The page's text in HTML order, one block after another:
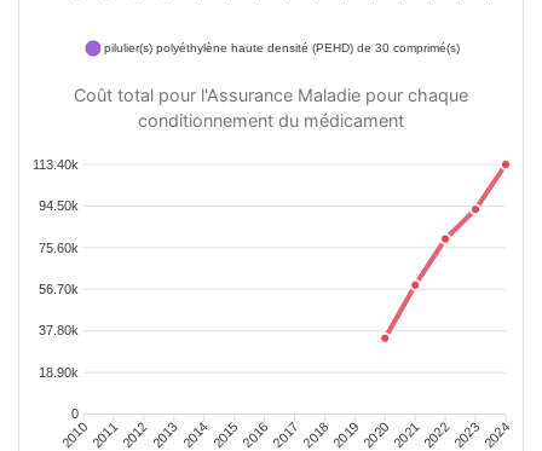
pilulier(s) polyéthylène haute densité (PEHD) de 30 comprimé(s)
Coût total pour l'Assurance Maladie pour chaque
conditionnement du médicament
113.40k
94.50k
75.60k
56.70k
37.80k
18.90k
0
2010201120122013 2014201520162017 2018201920202021202220232024